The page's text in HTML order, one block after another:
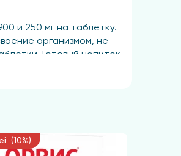
и 250 мг на таблетку.
организмом, не
Готовый напиток
(10%)